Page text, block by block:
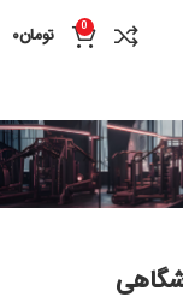
0 تومان۰